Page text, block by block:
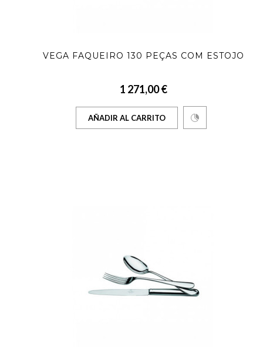
VEGA FAQUEIRO 130 PEÇAS COM ESTOJO
1 271,00 €
AÑADIR AL CARRITO